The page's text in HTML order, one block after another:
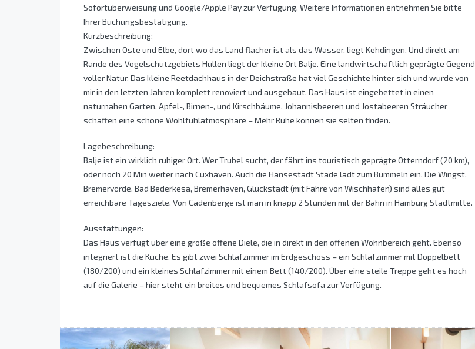
Sofortüberweisung und Google/Apple Pay zur Verfügung. Weitere Informationen entnehmen Sie bitte
Ihrer Buchungsbestätigung.
Kurzbeschreibung:
Zwischen Oste und Elbe, dort wo das Land flacher ist als das Wasser, liegt Kehdingen. Und direkt am
Rande des Vogelschutzgebiets Hullen liegt der kleine Ort Balje. Eine landwirtschaftlich geprägte Gegend
voller Natur. Das kleine Reetdachhaus in der Deichstraße hat viel Geschichte hinter sich und wurde von
mir in den letzten Jahren komplett renoviert und ausgebaut. Das Haus ist eingebettet in einen
naturnahen Garten. Apfel-, Birnen-, und Kirschbäume, Johannisbeeren und Jostabeeren Sträucher
schaffen eine schöne Wohlfühlatmosphäre – Mehr Ruhe können sie selten finden.
Lagebeschreibung:
Balje ist ein wirklich ruhiger Ort. Wer Trubel sucht, der fährt ins touristisch geprägte Otterndorf (20 km),
oder noch 20 Min weiter nach Cuxhaven. Auch die Hansestadt Stade lädt zum Bummeln ein. Die Wingst,
Bremervörde, Bad Bederkesa, Bremerhaven, Glückstadt (mit Fähre von Wischhafen) sind alles gut
erreichbare Tagesziele. Von Cadenberge ist man in knapp 2 Stunden mit der Bahn in Hamburg Stadtmitte.
Ausstattungen:
Das Haus verfügt über eine große offene Diele, die in direkt in den offenen Wohnbereich geht. Ebenso
integriert ist die Küche. Es gibt zwei Schlafzimmer im Erdgeschoss – ein Schlafzimmer mit Doppelbett
(180/200) und ein kleines Schlafzimmer mit einem Bett (140/200). Über eine steile Treppe geht es hoch
auf die Galerie – hier steht ein breites und bequemes Schlafsofa zur Verfügung.